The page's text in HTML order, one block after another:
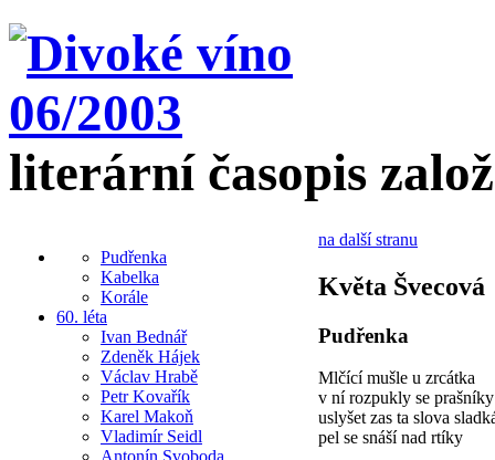
literární časopis
Pudřenka
Kabelka
Korále
60. léta
Ivan Bednář
Zdeněk Hájek
Václav Hrabě
Petr Kovařík
Karel Makoň
Vladimír Seidl
Antonín Svoboda
na další stranu
Květa Švecová
Pudřenka
Mlčící mušle u zrcátka
v ní rozpukly se prašníky
uslyšet zas ta slova
pel se snáší nad rtíky